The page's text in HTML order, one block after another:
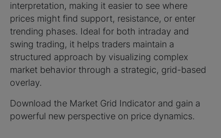
interpretation, making it easier to see where
prices might find support, resistance, or enter
trending phases. Ideal for both intraday and
swing trading, it helps traders maintain a
structured approach by visualizing complex
market behavior through a strategic, grid-based
overlay.
Download the Market Grid Indicator and gain a
powerful new perspective on price dynamics.